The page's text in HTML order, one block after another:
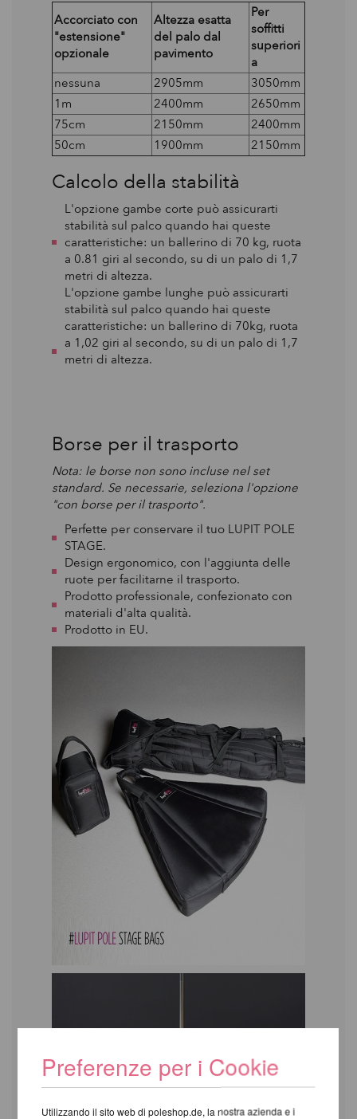
Accorciato con
"estensione"
opzionale
Altezza esatta
del palo dal
pavimento
Per
soffitti
superiori
a
nessuna
2905mm
3050mm
1m
2400mm
2650mm
75cm
2150mm
2400mm
50cm
1900mm 2150mm
Calcolo della stabilità
L'opzione gambe corte può assicurarti
stabilità sul palco quando hai queste
caratteristiche: un ballerino di 70 kg, ruota
a 0.81 giri al secondo, su di un palo di 1,7
metri di altezza.
L'opzione gambe lunghe può assicurarti
stabilità sul palco quando hai queste
caratteristiche: un ballerino di 70kg, ruota
a 1,02 giri al secondo, su di un palo di 1,7
metri di altezza.
Borse per il trasporto
Nota: le borse non sono incluse nel set
standard. Se necessarie, seleziona l'opzione
"con borse per il trasporto".
Perfette per conservare il tuo LUPIT POLE
STAGE.
Design ergonomico, con l'aggiunta delle
ruote per facilitarne il trasporto.
Prodotto professionale, confezionato con
materiali d'alta qualità.
Prodotto in EU.
Preferenze per i Cookie
Utilizzando il sito web di poleshop.de, la nostra azienda e i